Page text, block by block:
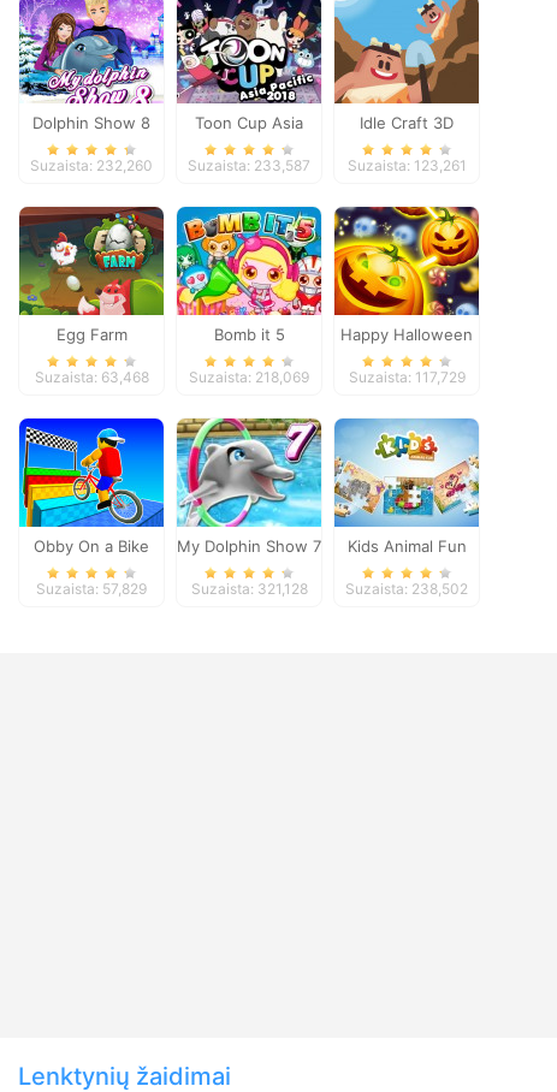
Dolphin Show 8
Suzaista: 232,260
Toon Cup Asia
Pacific 2018
Suzaista: 233,587
Idle Craft 3D
Suzaista: 123,261
Egg Farm
Suzaista: 63,468
Bomb it 5
Suzaista: 218,069
Happy Halloween
Suzaista: 117,729
Obby On a Bike
Suzaista: 57,829
My Dolphin Show 7
Suzaista: 321,128
Kids Animal Fun
Suzaista: 238,502
Lenktynių žaidimai